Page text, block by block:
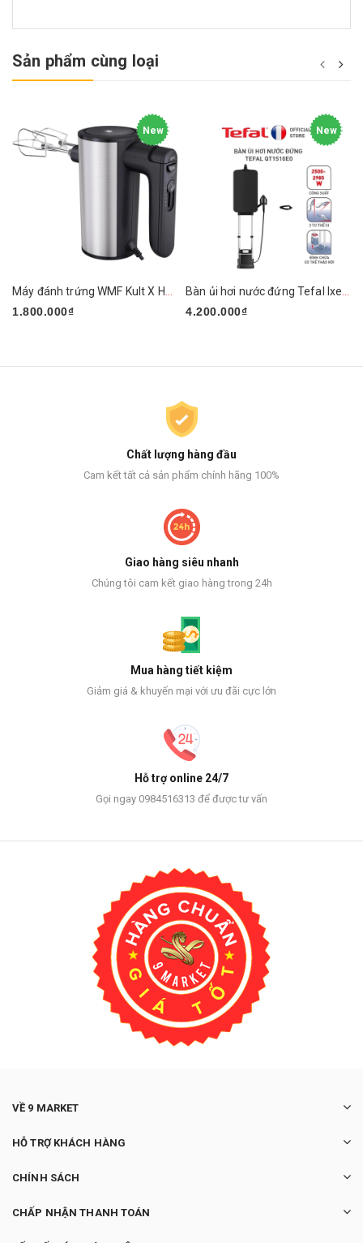
Sản phẩm cùng loại
New
1.800.000₫
New
4.200.000₫
Chất lượng hàng đầu
Cam kết tất cả sản phẩm chính hãng 100%
Giao hàng siêu nhanh
Chúng tôi cam kết giao hàng trong 24h
Mua hàng tiết kiệm
Giảm giá & khuyến mại với ưu đãi cực lớn
Hỗ trợ online 24/7
Gọi ngay 0984516313 để được tư vấn
VỀ 9 MARKET
HỖ TRỢ KHÁCH HÀNG
CHÍNH SÁCH
CHẤP NHẬN THANH TOÁN